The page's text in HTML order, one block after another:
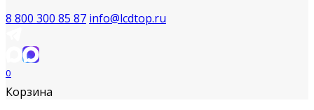
8 800 300 85 87 info@lcdtop.ru
0
Корзина